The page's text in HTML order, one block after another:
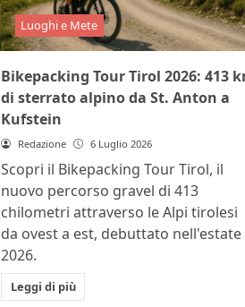
Luoghi e Mete
Bikepacking Tour Tirol 2026: 413
di sterrato alpino da St. Anton a
Kufstein
Redazione 6 Luglio 2026
Scopri il Bikepacking Tour Tirol, il
nuovo percorso gravel di 413
chilometri attraverso le Alpi tirolesi
da ovest a est, debuttato nell'estate
2026.
Leggi di più